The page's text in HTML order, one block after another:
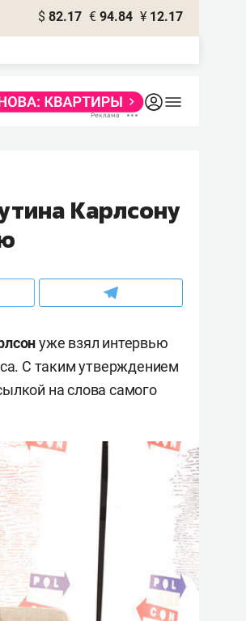
$ 82.17 € 94.84 ¥ 12.17
Карлсону
уже взял интервью
С таким утверждением
на слова самого